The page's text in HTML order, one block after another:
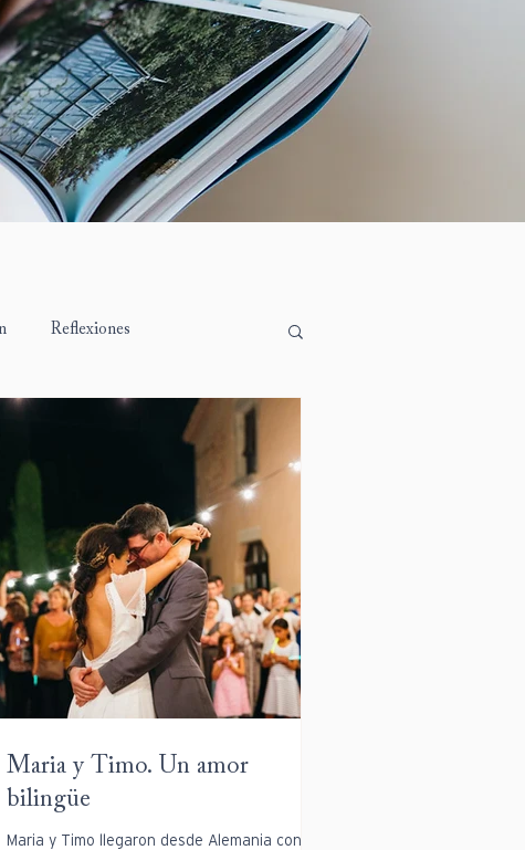
Reflexiones
Maria y Timo. Un amor
bilingüe
Maria y Timo llegaron desde Alemania con su